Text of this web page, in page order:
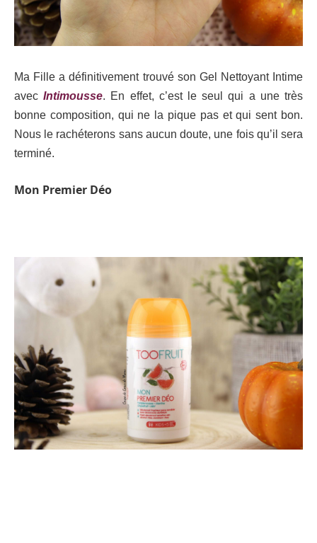
Ma Fille a définitivement trouvé son Gel Nettoyant Intime
avecIntimousse. En effet, c’est le seul qui a une très
bonne composition, qui ne la pique pas et qui sent bon.
Nous le rachéterons sans aucun doute, une fois qu’il sera
terminé.
Mon Premier Déo